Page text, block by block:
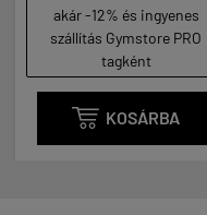
akár -12% és ingyenes
Gymstore PRO
KOSÁRBA